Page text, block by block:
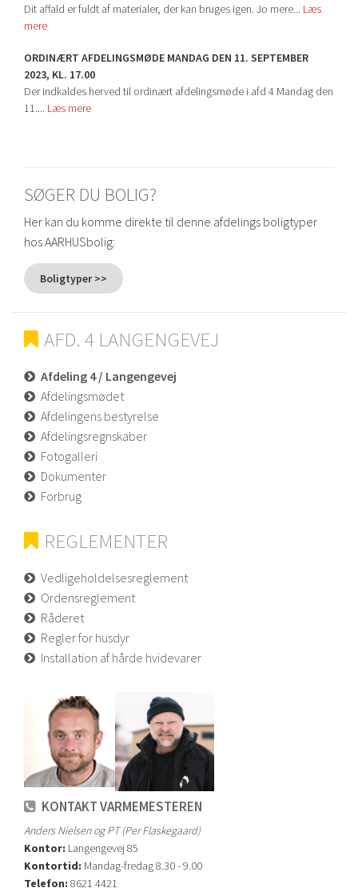
Dit affald er fuldt af materialer, der kan bruges igen. Jo mere... Læs
mere
ORDINÆRT AFDELINGSMØDE MANDAG DEN 11. SEPTEMBER
2023, KL. 17.00
Der indkaldes herved til ordinært afdelingsmøde i afd 4 Mandag den
11.... Læs mere
SØGER DU BOLIG?
Her kan du komme direkte til denne afdelings boligtyper
hos AARHUSbolig:
Boligtyper >>
AFD. 4 LANGENGEVEJ
Afdeling 4 / Langengevej
Afdelingsmødet
Afdelingens bestyrelse
Afdelingsregnskaber
Fotogalleri
Dokumenter
Forbrug
REGLEMENTER
Vedligeholdelsesreglement
Ordensreglement
Råderet
Regler for husdyr
Installation af hårde hvidevarer
KONTAKT VARMEMESTEREN
Anders Nielsen og PT (Per Flaskegaard)
Kontor: Langengevej 85
Kontortid: Mandag-fredag 8.30 - 9.00
Telefon: 8621 4421